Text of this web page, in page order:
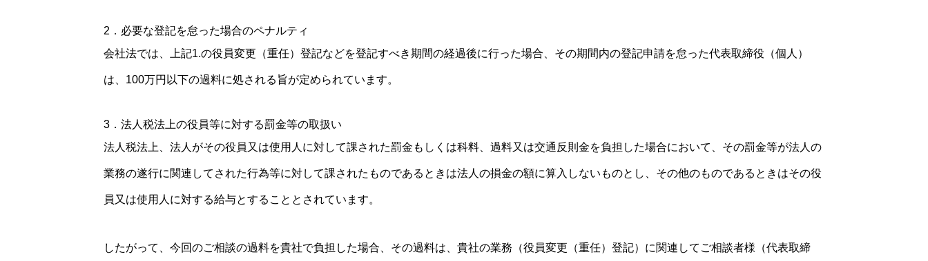
2．必要な登記を怠った場合のペナルティ
会社法では、上記1.の役員変更（重任）登記などを登記すべき期間の経過後に行った場合、その期間内の登記申請を怠った代表取締役（個人）
は、100万円以下の過料に処される旨が定められています。
3．法人税法上の役員等に対する罰金等の取扱い
法人税法上、法人がその役員又は使用人に対して課された罰金もしくは科料、過料又は交通反則金を負担した場合において、その罰金等が法人の
業務の遂行に関連してされた行為等に対して課されたものであるときは法人の損金の額に算入しないものとし、その他のものであるときはその役
員又は使用人に対する給与とすることとされています。
したがって、今回のご相談の過料を貴社で負担した場合、その過料は、貴社の業務（役員変更（重任）登記）に関連してご相談者様（代表取締